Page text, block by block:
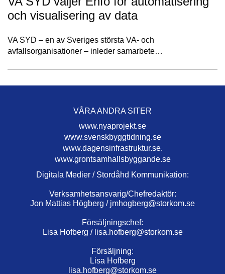
och visualisering av data
VA SYD – en av Sveriges största VA- och
avfallsorganisationer – inleder samarbete…
VÅRA ANDRA SITER
www.nyaprojekt.se
www.svenskbyggtidning.se
www.dagensinfrastruktur.se.
www.grontsamhallsbyggande.se
Digitala Medier / Stordåhd Kommunikation:
Verksamhetsansvarig/Chefredaktör:
Jon Mattias Högberg / jmhogberg@storkom.se
Försäljningschef:
Lisa Hofberg / lisa.hofberg@storkom.se
Försäljning:
Lisa Hofberg
lisa.hofberg@storkom.se